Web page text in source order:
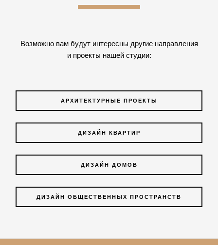
Возможно вам будут интересны другие направления
и проекты нашей студии:
АРХИТЕКТУРНЫЕ ПРОЕКТЫ
ДИЗАЙН КВАРТИР
ДИЗАЙН ДОМОВ
ДИЗАЙН ОБЩЕСТВЕННЫХ ПРОСТРАНСТВ